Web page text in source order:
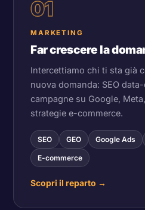
01
MARKETING
Far crescere la
Intercettiamo chi ti sta già
nuova domanda: SEO data-
campagne su Google,
strategie e-commerce.
SEO GEO Google Ads
E-commerce
Scopri il reparto →